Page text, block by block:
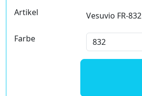
Artikel Vesuvio FR-832
Farbe